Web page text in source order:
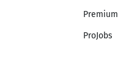
Premium
ProJobs